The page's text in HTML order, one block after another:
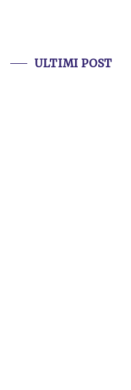
ULTIMI POST